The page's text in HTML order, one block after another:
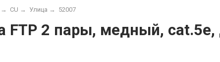
→ CU → Улица → 52007
FTP 2 пары, медный, cat.5e,